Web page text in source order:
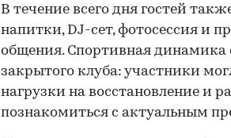
В течение всего дня гостей
напитки, DJ-сет, фотосессия и
общения. Спортивная динамика
закрытого клуба: участники
нагрузки на восстановление и
познакомиться с актуальным